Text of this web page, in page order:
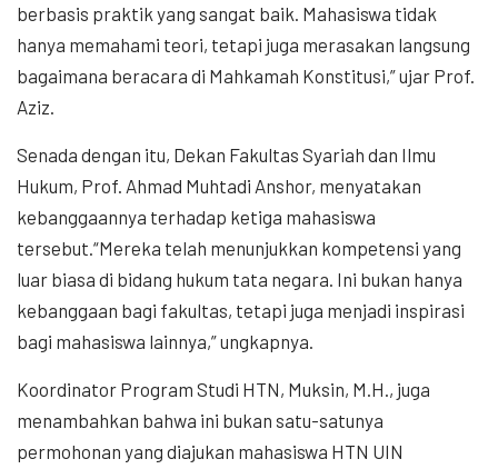
berbasis praktik yang sangat baik. Mahasiswa tidak
hanya memahami teori, tetapi juga merasakan langsung
bagaimana beracara di Mahkamah Konstitusi,” ujar Prof.
Aziz.
Senada dengan itu, Dekan Fakultas Syariah dan Ilmu
Hukum, Prof. Ahmad Muhtadi Anshor, menyatakan
kebanggaannya terhadap ketiga mahasiswa
tersebut.“Mereka telah menunjukkan kompetensi yang
luar biasa di bidang hukum tata negara. Ini bukan hanya
kebanggaan bagi fakultas, tetapi juga menjadi inspirasi
bagi mahasiswa lainnya,” ungkapnya.
Koordinator Program Studi HTN, Muksin, M.H., juga
menambahkan bahwa ini bukan satu-satunya
permohonan yang diajukan mahasiswa HTN UIN